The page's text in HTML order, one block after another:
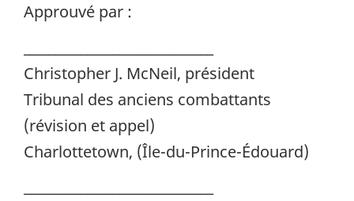
Approuvé par :
Christopher J. McNeil, président
Tribunal des anciens combattants
(révision et appel)
Charlottetown, (Île-du-Prince-Édouard)